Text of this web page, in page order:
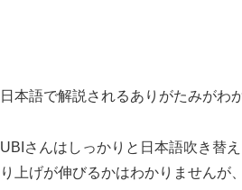
日本語で解説されるありがたみがわ
UBIさんはしっかりと日本語吹き替
り上げが伸びるかはわかりませんが